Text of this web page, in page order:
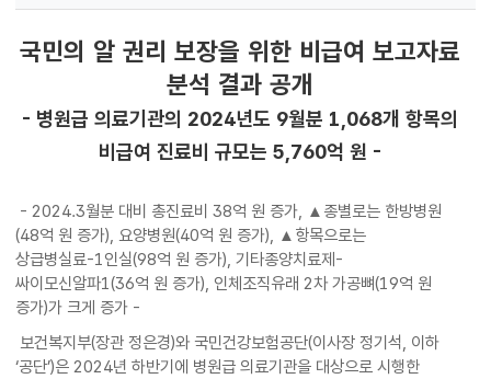
국민의 알 권리 보장을 위한 비급여 보고자료
분석 결과 공개
- 병원급 의료기관의 2024년도 9월분 1,068개 항목의
비급여 진료비 규모는 5,760억 원 -
- 2024.3월분 대비 총진료비 38억 원 증가, ▲종별로는 한방병원
(48억 원 증가), 요양병원(40억 원 증가), ▲항목으로는
상급병실료-1인실(98억 원 증가), 기타종양치료제-
싸이모신알파1(36억 원 증가), 인체조직유래 2차 가공뼈(19억 원
증가)가 크게 증가 -
보건복지부(장관 정은경)와 국민건강보험공단(이사장 정기석, 이하
‘공단’)은 2024년 하반기에 병원급 의료기관을 대상으로 시행한